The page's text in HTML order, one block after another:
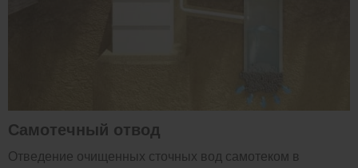
Самотечный отвод
Отведение очищенных сточных вод самотеком в